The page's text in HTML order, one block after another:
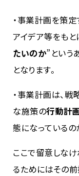
・事業計画を策定
アイデア等をもと
たいのか”という
となります。
・事業計画は、
な施策の行動計
態になっている
ここで留意しな
るためにはその